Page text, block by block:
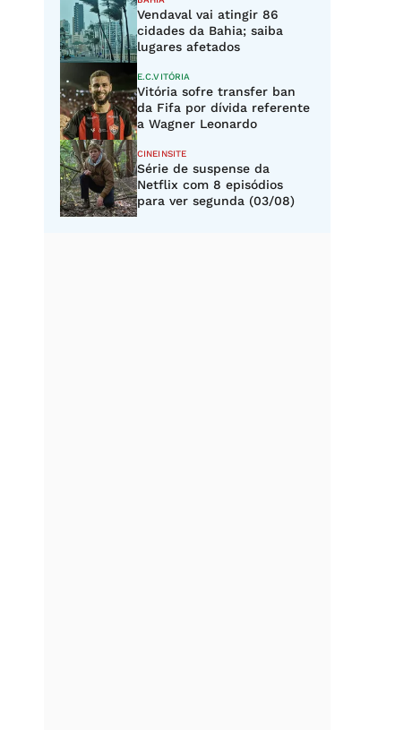
Vendaval vai atingir 86
cidades da Bahia; saiba
lugares afetados
E.C.VITÓRIA
Vitória sofre transfer ban
da Fifa por dívida referente
a Wagner Leonardo
CINEINSITE
Série de suspense da
Netflix com 8 episódios
para ver segunda (03/08)